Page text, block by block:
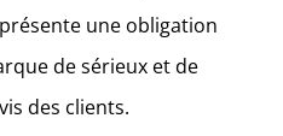
une obligation
de sérieux et de
des clients.